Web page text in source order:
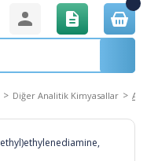
Diğer Analitik Kimyasallar